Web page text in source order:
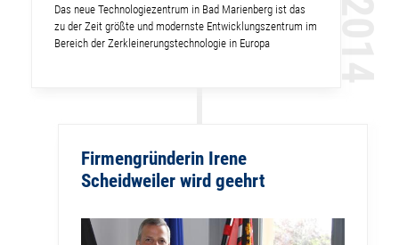
Das neue Technologiezentrum in Bad Marienberg ist das
zu der Zeit größte und modernste Entwicklungszentrum im
Bereich der Zerkleinerungstechnologie in Europa
Firmengründerin Irene
Scheidweiler wird geehrt